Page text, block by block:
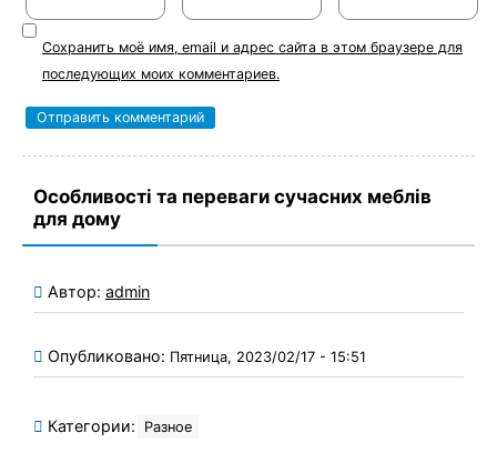
Сохранить моё имя, email и адрес сайта в этом браузере для
последующих моих комментариев.
Особливості та переваги сучасних меблів
для дому
Автор: admin
Опубликовано: Пятница, 2023/02/17 - 15:51
Категории: Разное